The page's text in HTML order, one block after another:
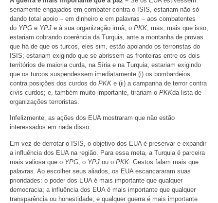
seriamente engajados em combater contra o ISIS, estariam não só
dando total apoio – em dinheiro e em palavras – aos combatentes
do YPG e YPJ e à sua organização irmã, o PKK , mas, mais que isso,
estariam cobrando coerência da Turquia, ante a montanha de provas
que há de que os turcos, eles sim, estão apoiando os terroristas do
ISIS; estariam exigindo que se abrissem as fronteiras entre os dois
territórios de maioria curda, na Síria e na Turquia; estariam exigindo
que os turcos suspendessem imediatamente (i) os bombardeios
contra posições dos curdos do PKK e (ii) a campanha de terror contra
civis curdos; e, também muito importante, tirariam o PKKda lista de
organizações terroristas.
Infelizmente, as ações dos EUA mostraram que não estão
interessados em nada disso.
Em vez de derrotar o ISIS, o objetivo dos EUA é preservar e expandir
a influência dos EUA na região. Para essa meta, a Turquia é parceira
mais valiosa que o YPG , o YPJ ou o PKK . Gestos falam mais que
palavras. Ao escolher seus aliados, os EUA escancararam suas
prioridades: o poder dos EUA é mais importante que qualquer
democracia; a influência dos EUA é mais importante que qualquer
transparência ou honestidade; e qualquer guerra é mais importante